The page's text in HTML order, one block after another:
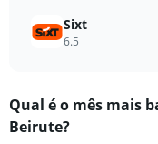
Sixt
6.5
Qual ​é o mês mais
Beirute?